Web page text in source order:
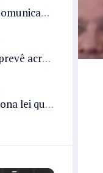
Conselho de Comunicação Social realiza duas reuniões no Senado sobre marco legal da inteligência artificial e regulação de plataformas digitais
Projeto de lei prevê acréscimo de 10% na Bolsa-Atleta para quem comprovar matrícula e frequência escolar
Governo sanciona lei que destina parte da arrecadação de bets ao Funapol e amplia uso para saúde na Polícia Federal